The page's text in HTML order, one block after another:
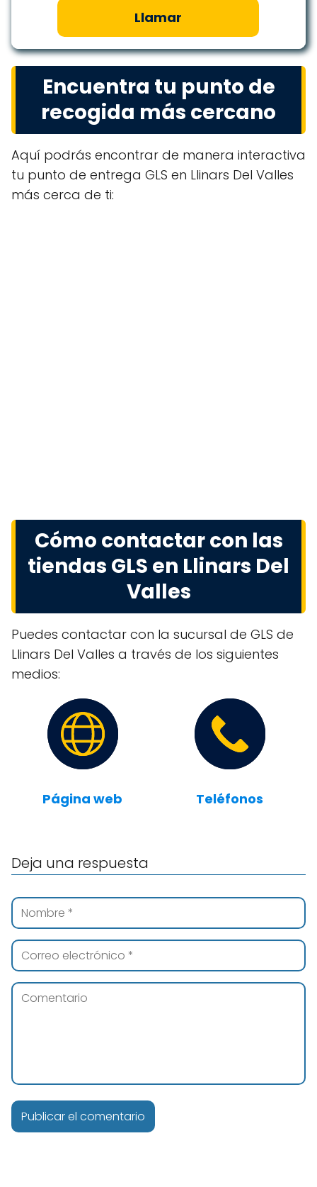
Llamar
Encuentra tu punto de
recogida más cercano
Aquí podrás encontrar de manera interactiva
tu punto de entrega GLS en Llinars Del Valles
más cerca de ti:
Cómo contactar con las
tiendas GLS en Llinars Del
Valles
Puedes contactar con la sucursal de GLS de
Llinars Del Valles a través de los siguientes
medios:
Página web Teléfonos
Deja una respuesta